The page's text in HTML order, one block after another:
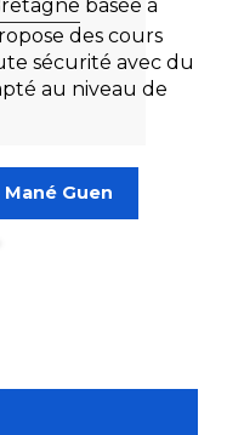
basée à
des cours
sécurité avec du
au niveau de
Guen